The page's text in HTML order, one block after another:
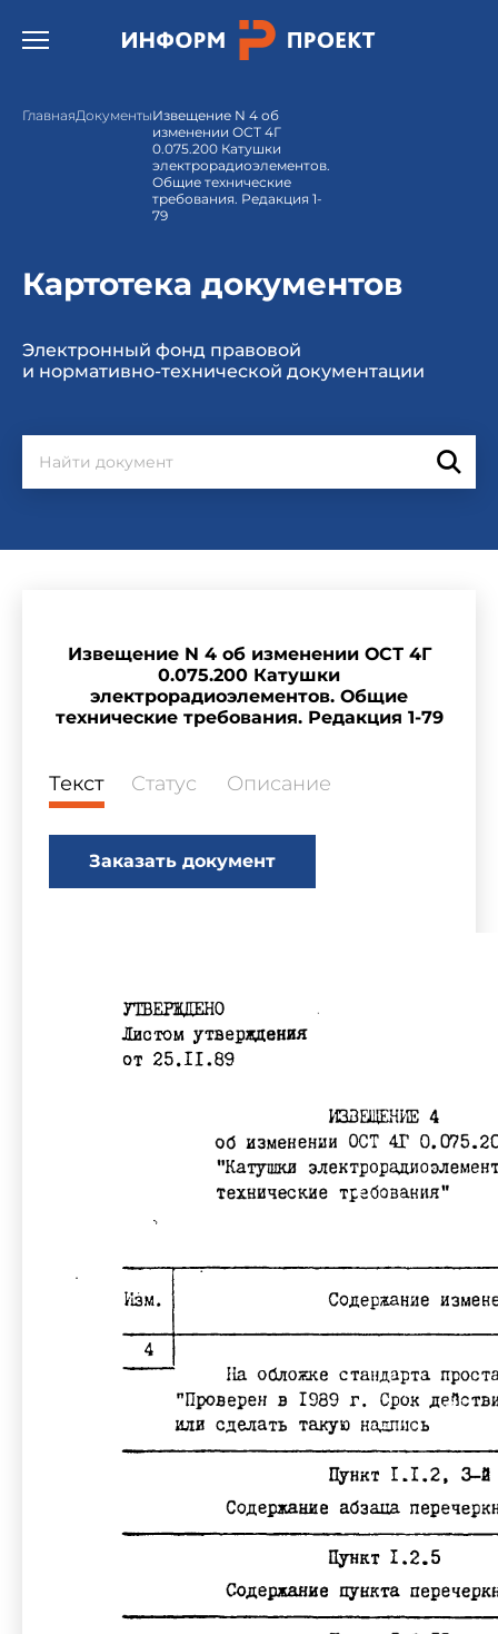
Открыть бургер меню.
ГлавнаяДокументыИзвещение N 4 об
изменении ОСТ 4Г
0.075.200 Катушки
электрорадиоэлементов.
Общие технические
требования. Редакция 1-
79
Картотека документов
Электронный фонд правовой
и нормативно-технической документации
Извещение N 4 об изменении ОСТ 4Г
0.075.200 Катушки
электрорадиоэлементов. Общие
технические требования. Редакция 1-79
Текст Статус Описание
Заказать документ